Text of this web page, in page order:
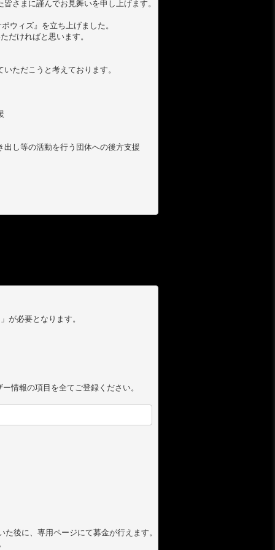
さまに謹んでお見舞いを申し上げます。
ウィズ』を立ち上げました。
だければと思います。
ただこうと考えております。
し等の活動を行う団体への後方支援
が必要となります。
情報の項目を全てご登録ください。
後に、専用ページにて募金が行えます。